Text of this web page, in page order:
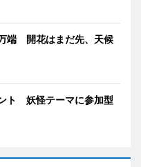
端 開花はまだ先、天候
ト 妖怪テーマに参加型